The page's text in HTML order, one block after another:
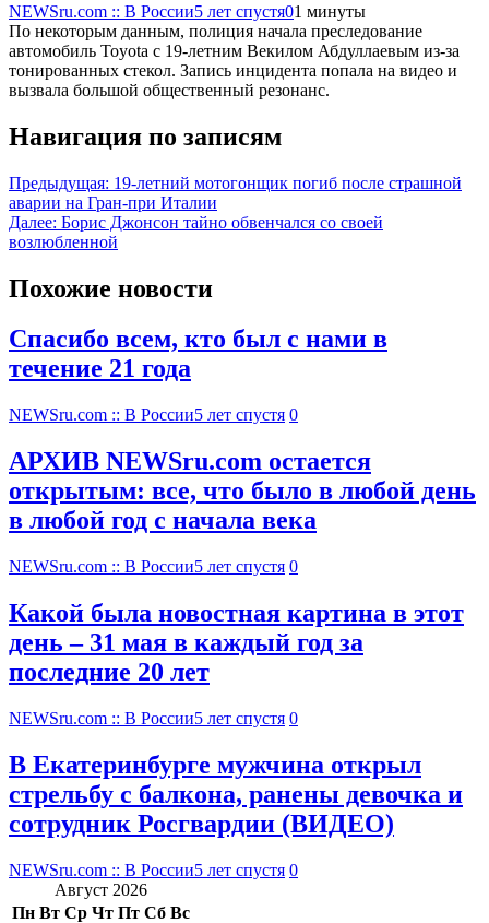
NEWSru.com :: В России5 лет спустя01 минуты
По некоторым данным, полиция начала преследование
автомобиль Toyota с 19-летним Векилом Абдуллаевым из-за
тонированных стекол. Запись инцидента попала на видео и
вызвала большой общественный резонанс.
Навигация по записям
Предыдущая: 19-летний мотогонщик погиб после страшной
аварии на Гран-при Италии
Далее: Борис Джонсон тайно обвенчался со своей
возлюбленной
Похожие новости
Спасибо всем, кто был с нами в
течение 21 года
NEWSru.com :: В России5 лет спустя 0
АРХИВ NEWSru.com остается
открытым: все, что было в любой день
в любой год с начала века
NEWSru.com :: В России5 лет спустя 0
Какой была новостная картина в этот
день – 31 мая в каждый год за
последние 20 лет
NEWSru.com :: В России5 лет спустя 0
В Екатеринбурге мужчина открыл
стрельбу с балкона, ранены девочка и
сотрудник Росгвардии (ВИДЕО)
NEWSru.com :: В России5 лет спустя 0
Август 2026
Пн Вт Ср Чт Пт Сб Вс